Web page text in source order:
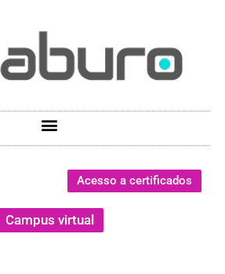
Acesso a certificados
Campus virtual